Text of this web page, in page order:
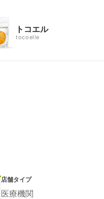
トコエル
tocoelle
店舗タイプ
医療機関